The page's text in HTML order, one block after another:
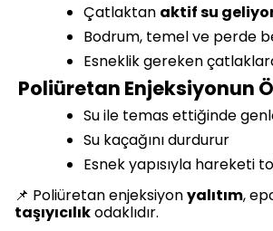
Çatlaktan aktif su
Bodrum, temel ve perde
Esneklik gereken
Poliüretan Enjeksiyonun
Su ile temas ettiğinde
Su kaçağını durdurur
Esnek yapısıyla hareketi
📌 Poliüretan enjeksiyonyalıtım,
taşıyıcılıkodaklıdır.